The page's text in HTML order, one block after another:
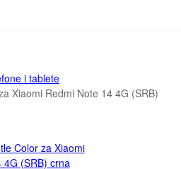
i tablete
Xiaomi Redmi Note 14 4G (SRB)